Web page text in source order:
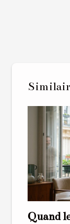
Quand